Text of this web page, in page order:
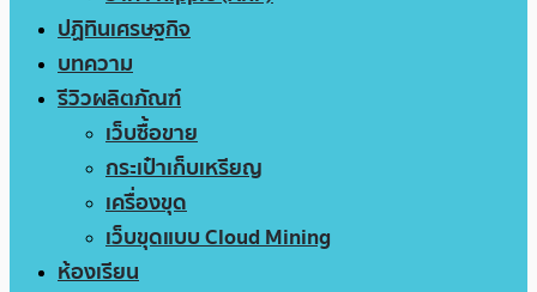
ปฏิทินเศรษฐกิจ
บทความ
รีวิวผลิตภัณฑ์
เว็บซื้อขาย
กระเป๋าเก็บเหรียญ
เครื่องขุด
เว็บขุดแบบ Cloud Mining
ห้องเรียน